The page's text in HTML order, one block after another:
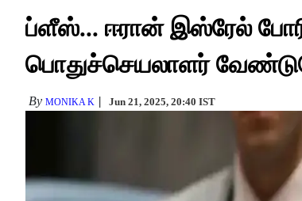
ப்ளீஸ்... ஈரான் இஸ்ரேல்
பொதுச்செயலாளர்
By MONIKA K Jun 21, 2025, 20:40 IST